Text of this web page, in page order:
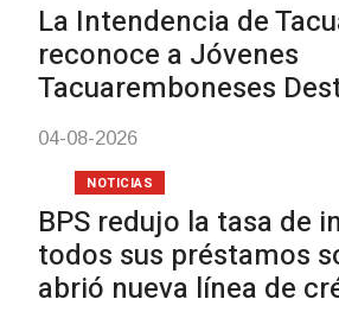
La Intendencia de
reconoce a Jóvenes
Tacuaremboneses
04-08-2026
BPS redujo la tasa de
todos sus préstamos
abrió nueva línea de
NOTICIAS